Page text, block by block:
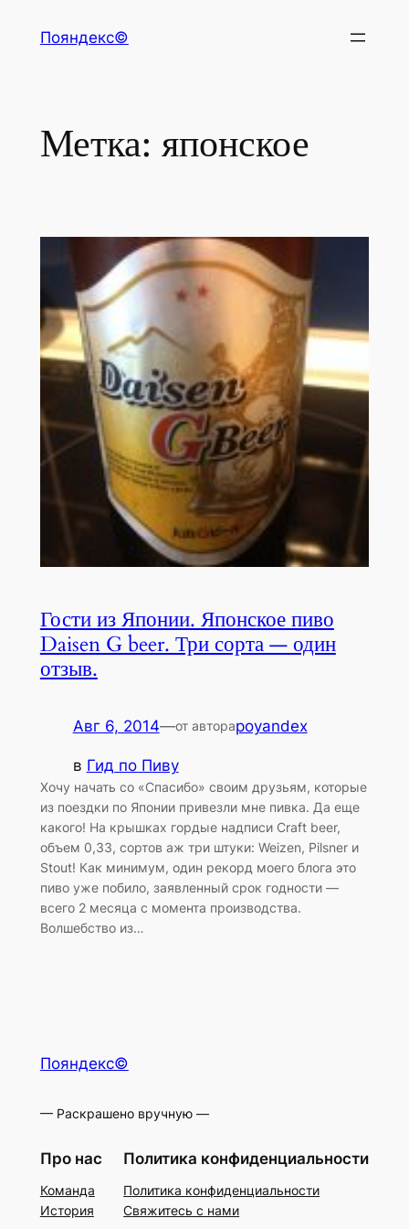
Пояндекс©
Метка: японское
Гости из Японии. Японское пиво
Daisen G beer. Три сорта — один
отзыв.
Авг 6, 2014—от автораpoyandex
в Гид по Пиву
Хочу начать со «Спасибо» своим друзьям, которые
из поездки по Японии привезли мне пивка. Да еще
какого! На крышках гордые надписи Craft beer,
объем 0,33, сортов аж три штуки: Weizen, Pilsner и
Stout! Как минимум, один рекорд моего блога это
пиво уже побило, заявленный срок годности —
всего 2 месяца с момента производства.
Волшебство из…
Пояндекс©
— Раскрашено вручную —
Про нас
Команда
История
Политика конфиденциальности
Политика конфиденциальности
Свяжитесь с нами